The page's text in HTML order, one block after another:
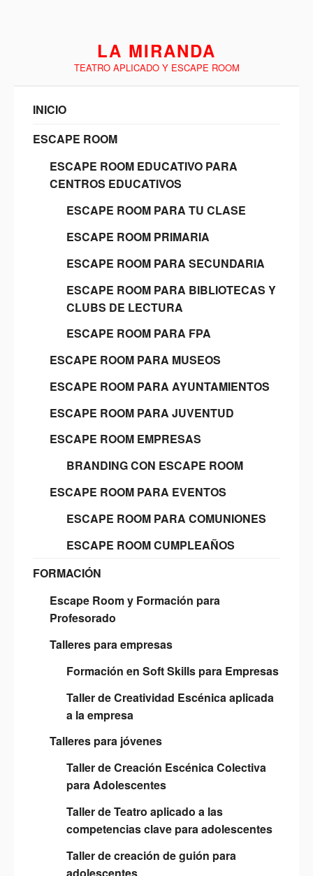
LA MIRANDA
TEATRO APLICADO Y ESCAPE ROOM
INICIO
ESCAPE ROOM
ESCAPE ROOM EDUCATIVO PARA
CENTROS EDUCATIVOS
ESCAPE ROOM PARA TU CLASE
ESCAPE ROOM PRIMARIA
ESCAPE ROOM PARA SECUNDARIA
ESCAPE ROOM PARA BIBLIOTECAS Y
CLUBS DE LECTURA
ESCAPE ROOM PARA FPA
ESCAPE ROOM PARA MUSEOS
ESCAPE ROOM PARA AYUNTAMIENTOS
ESCAPE ROOM PARA JUVENTUD
ESCAPE ROOM EMPRESAS
BRANDING CON ESCAPE ROOM
ESCAPE ROOM PARA EVENTOS
ESCAPE ROOM PARA COMUNIONES
ESCAPE ROOM CUMPLEAÑOS
FORMACIÓN
Escape Room y Formación para
Profesorado
Talleres para empresas
Formación en Soft Skills para Empresas
Taller de Creatividad Escénica aplicada
a la empresa
Talleres para jóvenes
Taller de Creación Escénica Colectiva
para Adolescentes
Taller de Teatro aplicado a las
competencias clave para adolescentes
Taller de creación de guión para
adolescentes